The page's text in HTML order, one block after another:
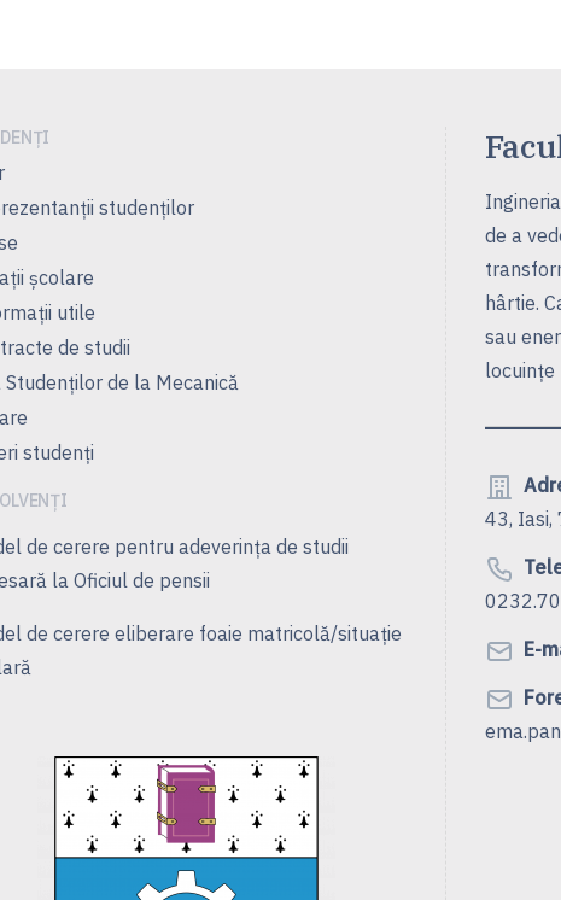
studenţilor
școlare
utile
de studii
Studenţilor de la Mecanică
studenți
de cerere pentru adeverința de studii
la Oficiul de pensii
de cerere eliberare foaie matricolă/situație
de a
hârtie.
sau
locuinţe
43, Iasi,
E-